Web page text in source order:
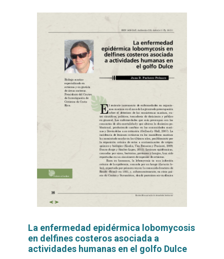
La enfermedad epidérmica lobomycosis
en delfines costeros asociada a
actividades humanas en el golfo Dulce